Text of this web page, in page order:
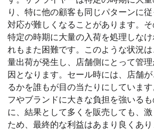
り、特に他の顧客も同じパターンに従
対応が難しくなることがあります。
特定の時期に大量の入荷を処理しな
れもまた困難です。このような状況
量出荷が発生し、店舗側にとって管
因となります。セール時には、店舗
るかを誰もが目の当たりにしていま
フやブランドに大きな負担を強いる
に、結果として多くを販売しても、
ため、最終的な利益はあまり良くあり